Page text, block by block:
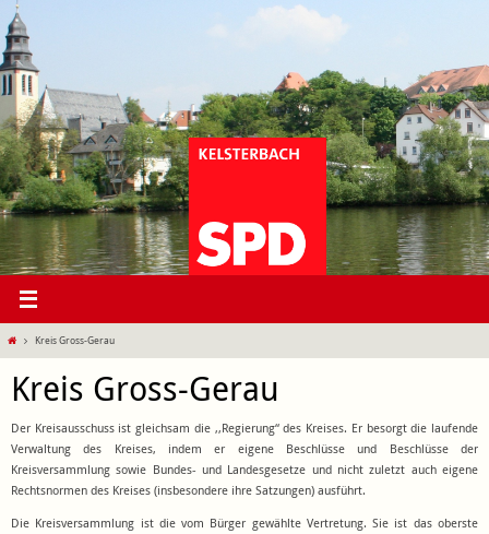
Zum
Inhalt
springen
StartKreis Gross-Gerau
Kreis Gross-Gerau
Der Kreisausschuss ist gleichsam die ,,Regierung“ des Kreises. Er besorgt die laufende
Verwaltung des Kreises, indem er eigene Beschlüsse und Beschlüsse der
Kreisversammlung sowie Bundes- und Landesgesetze und nicht zuletzt auch eigene
Rechtsnormen des Kreises (insbesondere ihre Satzungen) ausführt.
Die Kreisversammlung ist die vom Bürger gewählte Vertretung. Sie ist das oberste